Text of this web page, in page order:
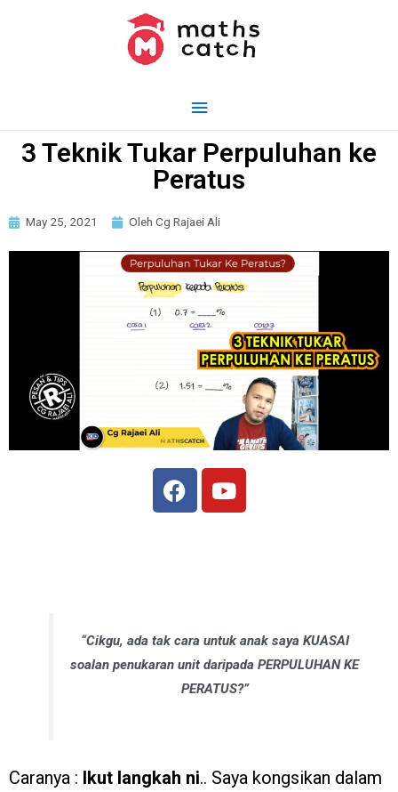
3 Teknik Tukar Perpuluhan ke
Peratus
May 25, 2021 Oleh Cg Rajaei Ali
“Cikgu, ada tak cara untuk anak saya KUASAI
soalan penukaran unit daripada PERPULUHAN KE
PERATUS?”
Caranya : Ikut langkah ni.. Saya kongsikan dalam